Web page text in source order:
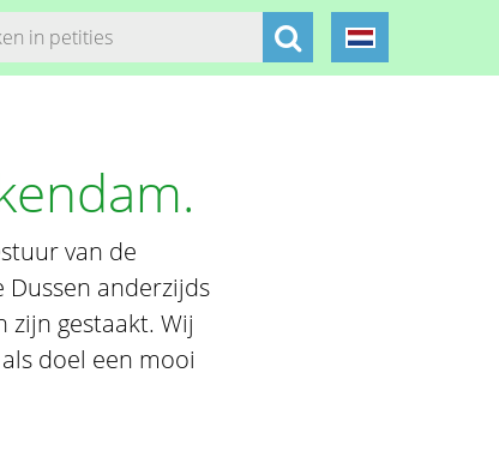
van de
anderzijds
gestaakt. Wij
doel een mooi